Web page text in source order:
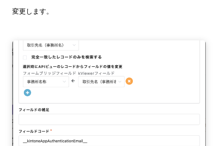
変更します。